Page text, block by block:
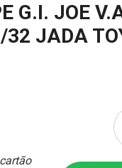
G.I. JOE
32 JADA